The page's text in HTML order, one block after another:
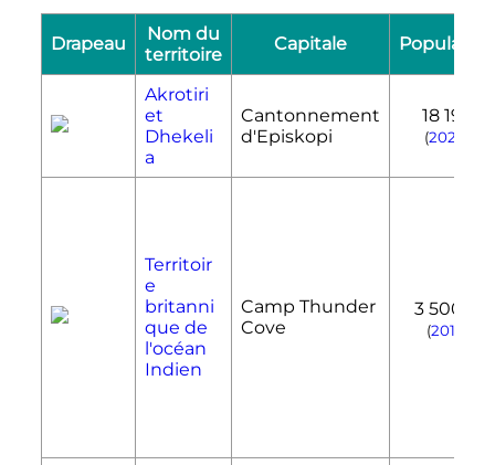
Drapeau
Nom du
territoire
Capitale Population
Akrotiri
et
Dhekeli
a
Cantonnement
d'Episkopi
18 195
(2020
Territoir
e
britanni
que de
l'océan
Indien
Camp Thunder
Cove
3 500
(2016